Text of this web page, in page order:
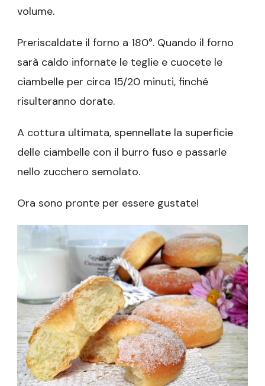
volume.
Preriscaldate il forno a 180°. Quando il forno
sarà caldo infornate le teglie e cuocete le
ciambelle per circa 15/20 minuti, finché
risulteranno dorate.
A cottura ultimata, spennellate la superficie
delle ciambelle con il burro fuso e passarle
nello zucchero semolato.
Ora sono pronte per essere gustate!